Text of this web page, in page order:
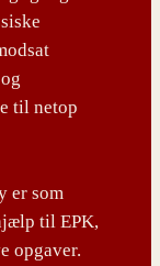
til netop
er som
til EPK,
opgaver.